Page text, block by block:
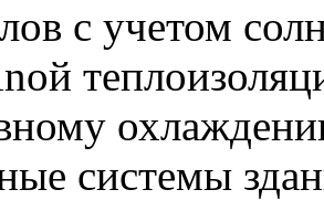
с учетом
системы